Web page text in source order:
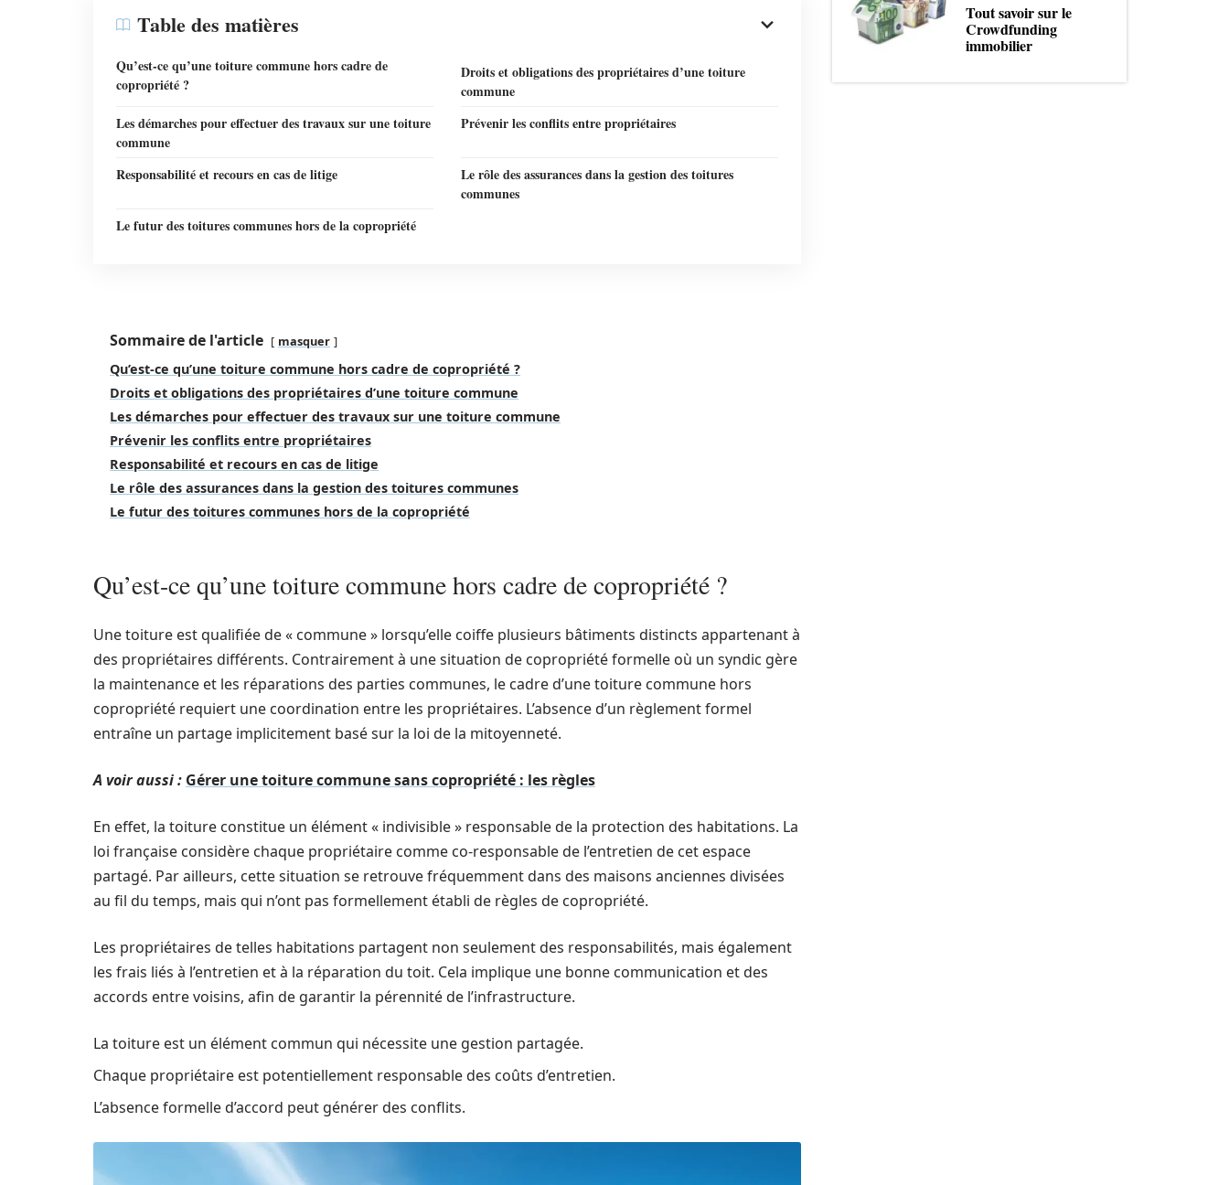
Table des matières
Qu’est-ce qu’une toiture commune hors cadre de
copropriété ?
Droits et obligations des propriétaires d’une toiture
commune
Les démarches pour effectuer des travaux sur une toiture
commune
Prévenir les conflits entre propriétaires
Responsabilité et recours en cas de litige
Le rôle des assurances dans la gestion des toitures
communes
Le futur des toitures communes hors de la copropriété
Sommaire de l'article masquer
Qu’est-ce qu’une toiture commune hors cadre de copropriété ?
Droits et obligations des propriétaires d’une toiture commune
Les démarches pour effectuer des travaux sur une toiture commune
Prévenir les conflits entre propriétaires
Responsabilité et recours en cas de litige
Le rôle des assurances dans la gestion des toitures communes
Le futur des toitures communes hors de la copropriété
Qu’est-ce qu’une toiture commune hors cadre de copropriété ?
Une toiture est qualifiée de « commune » lorsqu’elle coiffe plusieurs bâtiments distincts appartenant à
des propriétaires différents. Contrairement à une situation de copropriété formelle où un syndic gère
la maintenance et les réparations des parties communes, le cadre d’une toiture commune hors
copropriété requiert une coordination entre les propriétaires. L’absence d’un règlement formel
entraîne un partage implicitement basé sur la loi de la mitoyenneté.
A voir aussi : Gérer une toiture commune sans copropriété : les règles
En effet, la toiture constitue un élément « indivisible » responsable de la protection des habitations. La
loi française considère chaque propriétaire comme co-responsable de l’entretien de cet espace
partagé. Par ailleurs, cette situation se retrouve fréquemment dans des maisons anciennes divisées
au fil du temps, mais qui n’ont pas formellement établi de règles de copropriété.
Les propriétaires de telles habitations partagent non seulement des responsabilités, mais également
les ​frais liés à l’entretien et à la réparation du toit. Cela implique une bonne communication et des
accords entre voisins, afin de garantir la pérennité de l’infrastructure.
La toiture est un élément commun qui nécessite une gestion partagée.
Chaque propriétaire est potentiellement responsable des coûts d’entretien.
L’absence formelle d’accord peut générer des conflits.
Tout savoir sur le
Crowdfunding
immobilier